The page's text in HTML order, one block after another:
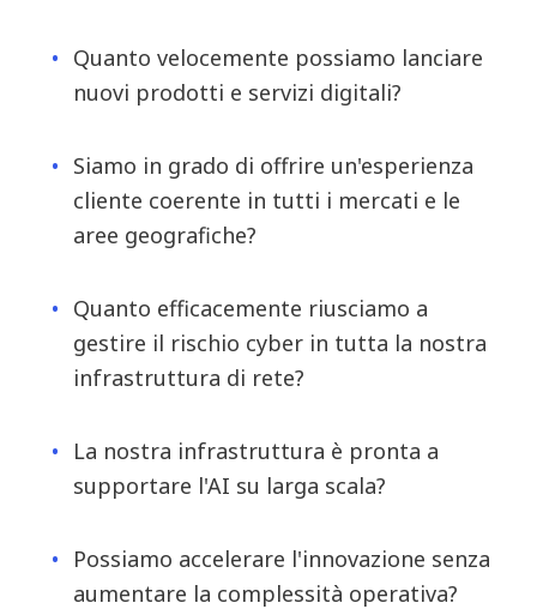
Quanto velocemente possiamo lanciare
nuovi prodotti e servizi digitali?
Siamo in grado di offrire un'esperienza
cliente coerente in tutti i mercati e le
aree geografiche?
Quanto efficacemente riusciamo a
gestire il rischio cyber in tutta la nostra
infrastruttura di rete?
La nostra infrastruttura è pronta a
supportare l'AI su larga scala?
Possiamo accelerare l'innovazione senza
aumentare la complessità operativa?